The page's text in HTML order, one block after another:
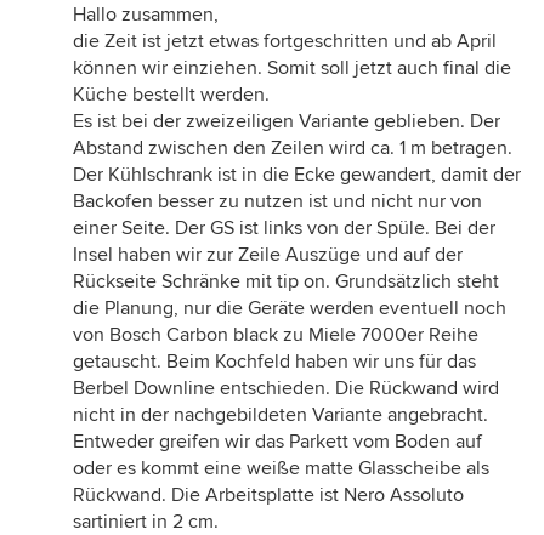
Hallo zusammen,
die Zeit ist jetzt etwas fortgeschritten und ab April
können wir einziehen. Somit soll jetzt auch final die
Küche bestellt werden.
Es ist bei der zweizeiligen Variante geblieben. Der
Abstand zwischen den Zeilen wird ca. 1 m betragen.
Der Kühlschrank ist in die Ecke gewandert, damit der
Backofen besser zu nutzen ist und nicht nur von
einer Seite. Der GS ist links von der Spüle. Bei der
Insel haben wir zur Zeile Auszüge und auf der
Rückseite Schränke mit tip on. Grundsätzlich steht
die Planung, nur die Geräte werden eventuell noch
von Bosch Carbon black zu Miele 7000er Reihe
getauscht. Beim Kochfeld haben wir uns für das
Berbel Downline entschieden. Die Rückwand wird
nicht in der nachgebildeten Variante angebracht.
Entweder greifen wir das Parkett vom Boden auf
oder es kommt eine weiße matte Glasscheibe als
Rückwand. Die Arbeitsplatte ist Nero Assoluto
sartiniert in 2 cm.